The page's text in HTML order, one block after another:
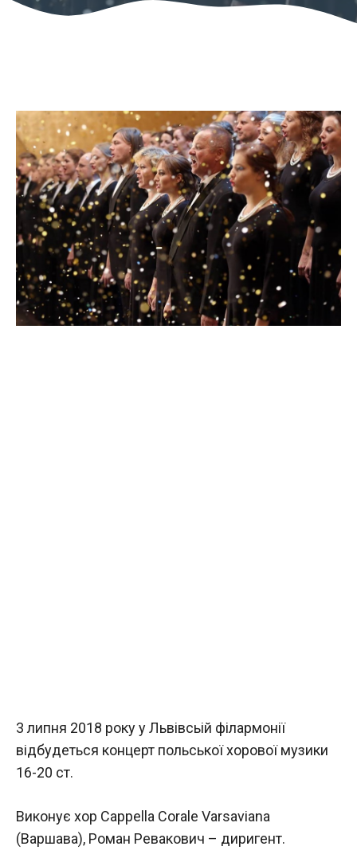
3 липня 2018 року у Львівсьій філармонії
відбудеться концерт польської хорової музики
16-20 ст.
Виконує хор Cappella Corale Varsaviana
(Варшава), Роман Ревакович – диригент.